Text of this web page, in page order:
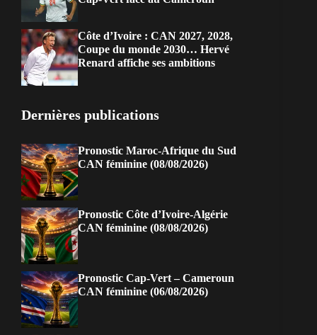
Côte d’Ivoire : CAN 2027, 2028,
Coupe du monde 2030… Hervé
Renard affiche ses ambitions
Dernières publications
Pronostic Maroc-Afrique du Sud
CAN féminine (08/08/2026)
Pronostic Côte d’Ivoire-Algérie
CAN féminine (08/08/2026)
Pronostic Cap-Vert – Cameroun
CAN féminine (06/08/2026)